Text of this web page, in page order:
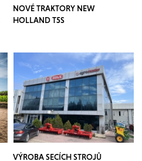
NOVÉ TRAKTORY NEW
HOLLAND T5S
VÝROBA SECÍCH STROJŮ